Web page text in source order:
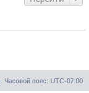
Часовой пояс: UTC-07:00